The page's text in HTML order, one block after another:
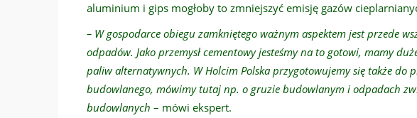
aluminium i gips mogłoby to zmniejszyć emisję gazów
– W gospodarce obiegu zamkniętego ważnym aspektem jest przede
odpadów. Jako przemysł cementowy jesteśmy na to gotowi, mamy
paliw alternatywnych. W Holcim Polska przygotowujemy się także do
budowlanego, mówimy tutaj np. o gruzie budowlanym i odpadach
budowlanych – mówi ekspert.